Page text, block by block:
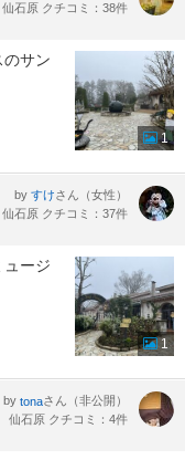
仙石原 クチコミ：38件
サン
1
by すけさん（女性）
仙石原 クチコミ：37件
ージ
1
by tonaさん（非公開）
仙石原 クチコミ：4件